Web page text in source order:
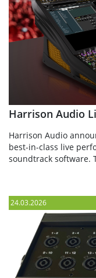
Harrison Audio
Harrison Audio
best-in-class live
soundtrack software.
24.03.2026